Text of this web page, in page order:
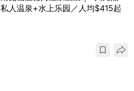
私人温泉+水上乐园／人均$415起